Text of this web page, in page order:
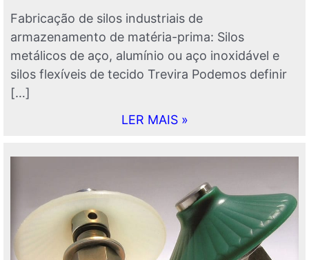
Fabricação de silos industriais de
armazenamento de matéria-prima: Silos
metálicos de aço, alumínio ou aço inoxidável e
silos flexíveis de tecido Trevira Podemos definir
[…]
LER MAIS »